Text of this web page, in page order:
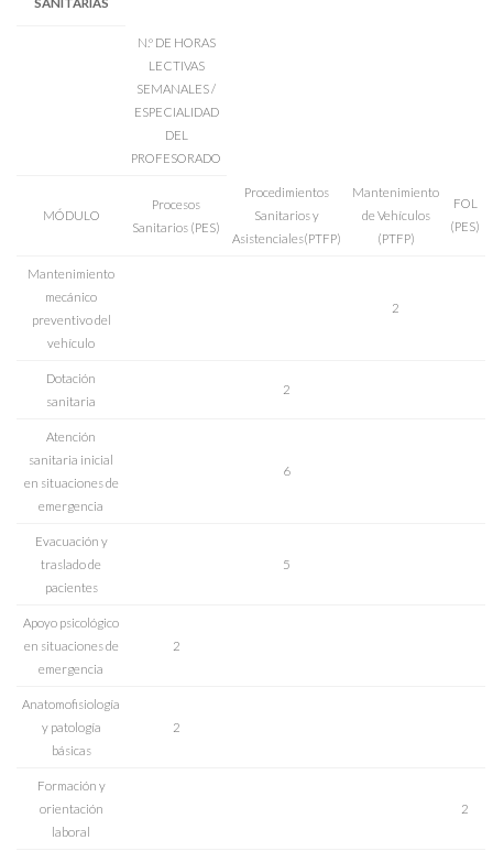
N.º DE HORAS
LECTIVAS
SEMANALES /
ESPECIALIDAD
DEL
PROFESORADO
MÓDULO
Procesos
Sanitarios (PES)
Procedimientos
Sanitarios y
Asistenciales(PTFP)
Mantenimiento
de Vehículos
(PTFP)
FOL
(PES)
Mantenimiento
mecánico
preventivo del
vehículo
2
Dotación
sanitaria
2
Atención
sanitaria inicial
en situaciones de
emergencia
6
Evacuación y
traslado de
pacientes
5
Apoyo psicológico
en situaciones de
emergencia
2
Anatomofisiología
y patología
básicas
2
Formación y
orientación
laboral
2